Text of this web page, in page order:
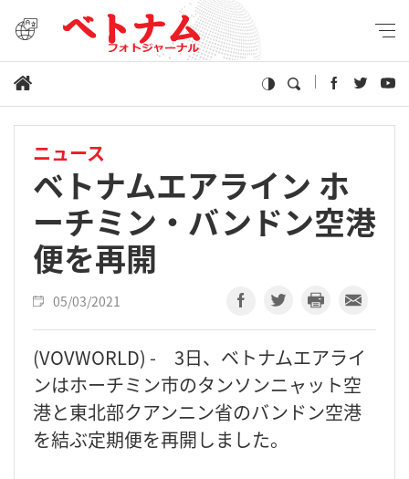
ニュース
ベトナムエアライン ホ
ーチミン・バンドン空港
便を再開
05/03/2021
(VOVWORLD) - 3日、ベトナムエアライ
ンはホーチミン市のタンソンニャット空
港と東北部クアンニン省のバンドン空港
を結ぶ定期便を再開しました。